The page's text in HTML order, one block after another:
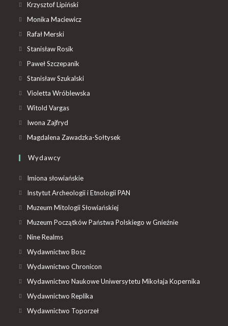
Krzysztof Lipiński
Monika Maciewicz
Rafał Merski
Stanisław Rosik
Paweł Szczepanik
Stanisław Szukalski
Violetta Wróblewska
Witold Vargas
Iwona Zajfryd
Magdalena Zawadzka-Sołtysek
Wydawcy
Imiona słowiańskie
Instytut Archeologii i Etnologii PAN
Muzeum Mitologii Słowiańskiej
Muzeum Początków Państwa Polskiego w Gnieźnie
Nine Realms
Wydawnictwo Bosz
Wydawnictwo Chronicon
Wydawnictwo Naukowe Uniwersytetu Mikołaja Kopernika
Wydawnictwo Replika
Wydawnictwo Toporzeł